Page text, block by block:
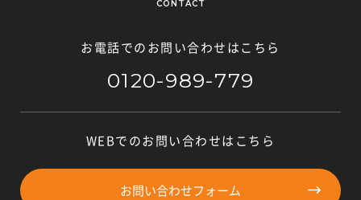
CONTACT
お電話でのお問い合わせはこちら
0120-989-779
WEBでのお問い合わせはこちら
お問い合わせフォーム